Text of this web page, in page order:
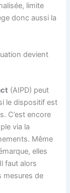
limite
donc aussi la
devient
(AIPD) peut
le dispositif est
C’est encore
via la
Même
elles
faut alors
mesures de